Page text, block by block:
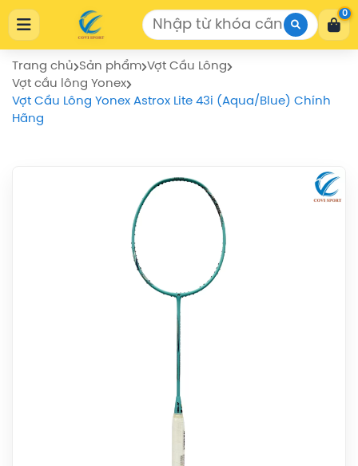
Cửa Hàng Thể Thao COVISPORT
Cửa Hàng Thể Thao COVISPORT
0772155559
https://covisport.com/
0
Trang chủ Sản phẩm Vợt Cầu Lông
Vợt cầu lông Yonex
Vợt Cầu Lông Yonex Astrox Lite 43i (Aqua/Blue) Chính
Hãng